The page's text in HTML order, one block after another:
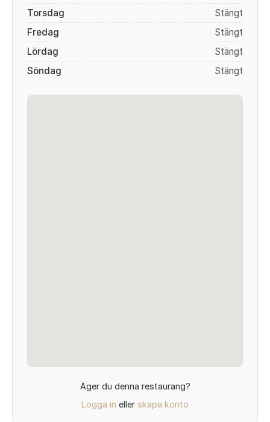
Torsdag
Stängt
Fredag
Stängt
Lördag
Stängt
Söndag
Stängt
Äger du denna restaurang?
Logga in eller skapa konto